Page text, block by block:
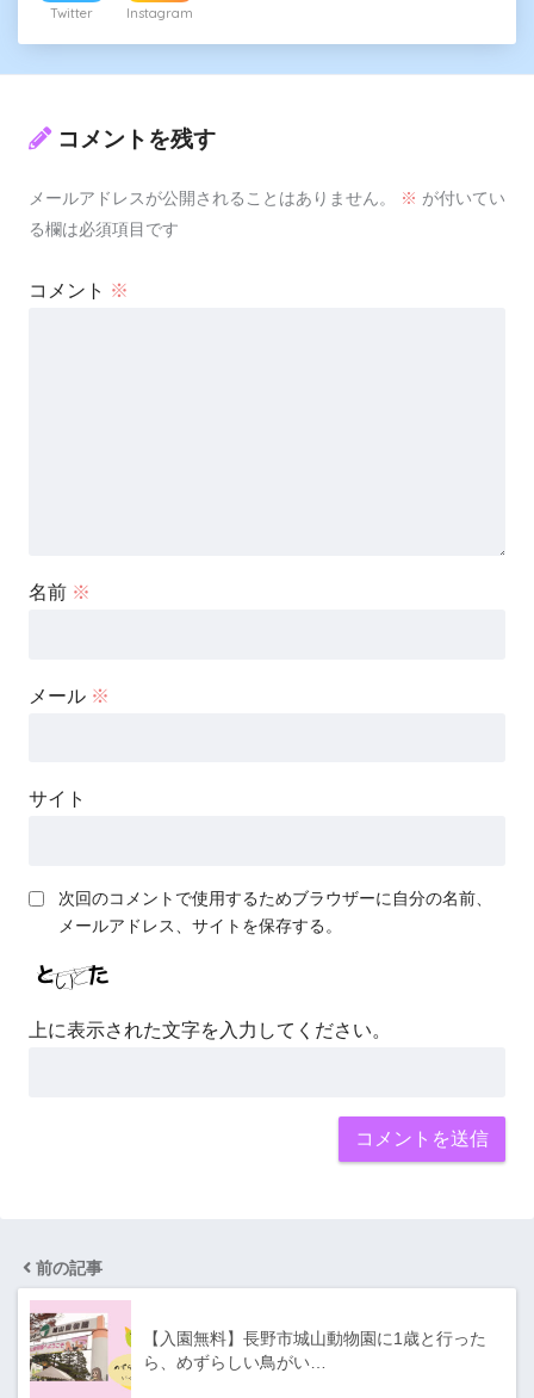
Twitter Instagram
コメントを残す
メールアドレスが公開されることはありません。 ※ が付いてい
る欄は必須項目です
コメント ※
名前 ※
メール ※
サイト
次回のコメントで使用するためブラウザーに自分の名前、
メールアドレス、サイトを保存する。
上に表示された文字を入力してください。
前の記事
【入園無料】長野市城山動物園に1歳と行った
ら、めずらしい鳥がい…